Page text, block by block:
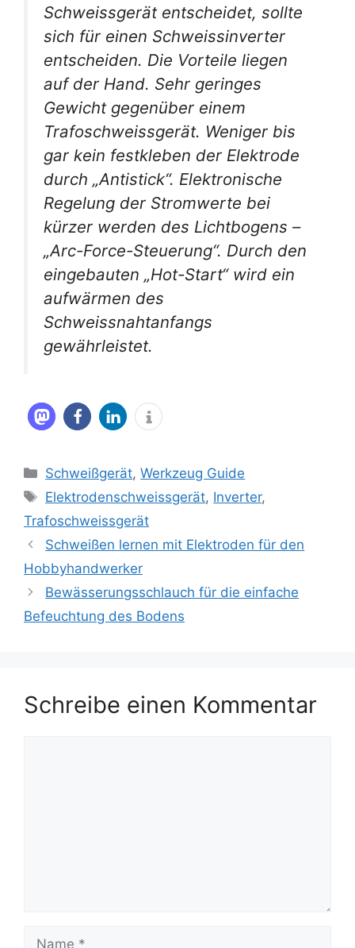
Schweissgerät entscheidet, sollte
sich für einen Schweissinverter
entscheiden. Die Vorteile liegen
auf der Hand. Sehr geringes
Gewicht gegenüber einem
Trafoschweissgerät. Weniger bis
gar kein festkleben der Elektrode
durch „Antistick“. Elektronische
Regelung der Stromwerte bei
kürzer werden des Lichtbogens –
„Arc-Force-Steuerung“. Durch den
eingebauten „Hot-Start“ wird ein
aufwärmen des
Schweissnahtanfangs
gewährleistet.
Kategorien
Schweißgerät,Werkzeug Guide
Schlagwörter
Elektrodenschweissgerät, Inverter,
Trafoschweissgerät
Schweißen lernen mit Elektroden für den
Hobbyhandwerker
Bewässerungsschlauch für die einfache
Befeuchtung des Bodens
Schreibe einen Kommentar
Name